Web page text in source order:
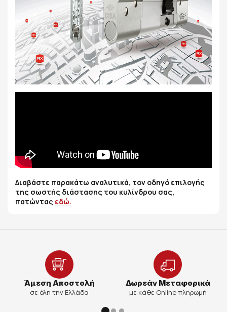
Διαβάστε παρακάτω αναλυτικά, τον οδηγό επιλογής
της σωστής διάστασης του κυλίνδρου σας,
πατώντας εδώ.
Άμεση Αποστολή
σε όλη την Ελλάδα
Δωρεάν Μεταφορικά
με κάθε Online πληρωμή